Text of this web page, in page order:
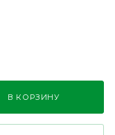
В КОРЗИНУ